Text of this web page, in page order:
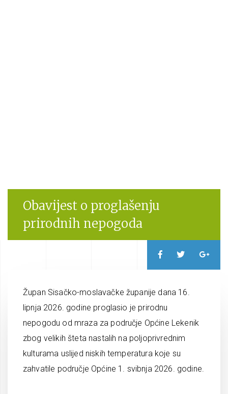
Obavijest o proglašenju
prirodnih nepogoda
Župan Sisačko-moslavačke županije dana 16.
lipnja 2026. godine proglasio je prirodnu
nepogodu od mraza za područje Općine Lekenik
zbog velikih šteta nastalih na poljoprivrednim
kulturama uslijed niskih temperatura koje su
zahvatile područje Općine 1. svibnja 2026. godine.